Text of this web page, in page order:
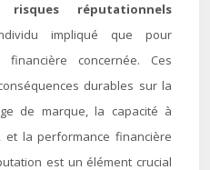
risques réputationnels
impliqué que pour
financière concernée. Ces
durables sur la
de marque, la capacité à
la performance financière
est un élément crucial